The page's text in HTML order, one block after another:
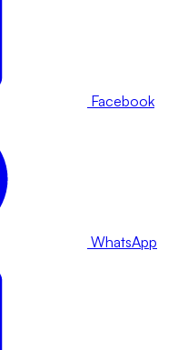
Facebook
WhatsApp